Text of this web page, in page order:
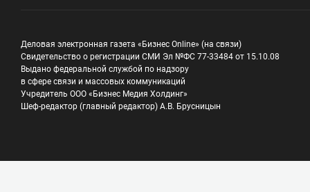
Деловая электронная газета «Бизнес Online» (на связи)
Свидетельство о регистрации СМИ Эл №ФС 77-33484 от 15.10.08
Выдано федеральной службой по надзору
в сфере связи и массовых коммуникаций
Учредитель ООО «Бизнес Медия Холдинг»
Шеф-редактор (главный редактор) А.В. Брусницын